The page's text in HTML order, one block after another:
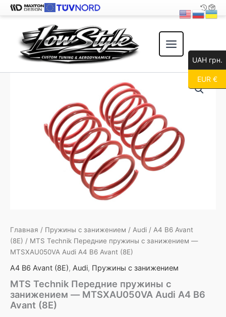
содержимому
Главная / Пружины с занижением / Audi / A4 B6 Avant
(8E) / MTS Technik Передние пружины с занижением —
MTSXAU050VA Audi A4 B6 Avant (8E)
A4 B6 Avant (8E), Audi, Пружины с занижением
MTS Technik Передние пружины с
занижением — MTSXAU050VA Audi A4 B6
Avant (8E)
UAH грн.
EUR €